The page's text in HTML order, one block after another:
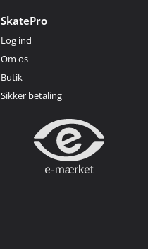
SkatePro
Log ind
Om os
Butik
Sikker betaling